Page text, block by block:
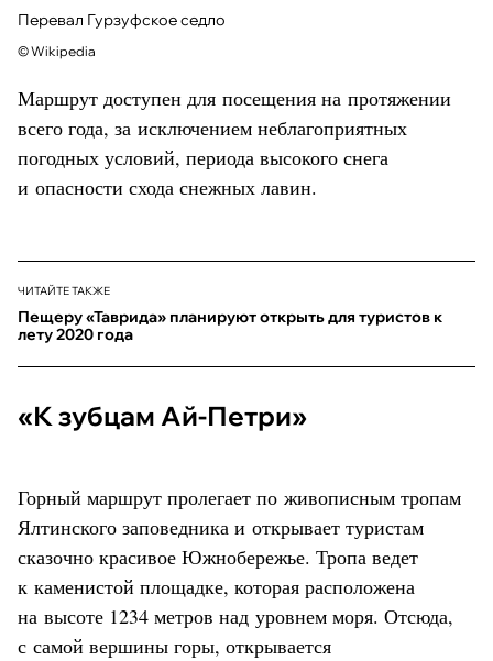
Перевал Гурзуфское седло
© Wikipedia
Маршрут доступен для посещения на протяжении
всего года, за исключением неблагоприятных
погодных условий, периода высокого снега
и опасности схода снежных лавин.
ЧИТАЙТЕ ТАКЖЕ
Пещеру «Таврида» планируют открыть для туристов к
лету 2020 года
«К зубцам Ай-Петри»
Горный маршрут пролегает по живописным тропам
Ялтинского заповедника и открывает туристам
сказочно красивое Южнобережье. Тропа ведет
к каменистой площадке, которая расположена
на высоте 1234 метров над уровнем моря. Отсюда,
с самой вершины горы, открывается